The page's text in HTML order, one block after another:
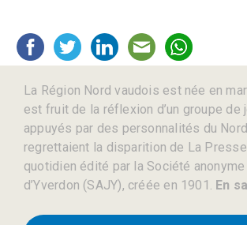
La Région Nord vaudois est née en
est fruit de la réflexion d’un groupe de
appuyés par des personnalités du
regrettaient la disparition de La
quotidien édité par la Société
d’Yverdon (SAJY), créée en 1901. En